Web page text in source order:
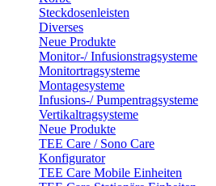
Steckdosenleisten
Diverses
Neue Produkte
Monitor-/ Infusionstragsysteme
Monitortragsysteme
Montagesysteme
Infusions-/ Pumpentragsysteme
Vertikaltragsysteme
Neue Produkte
TEE Care / Sono Care
Konfigurator
TEE Care Mobile Einheiten